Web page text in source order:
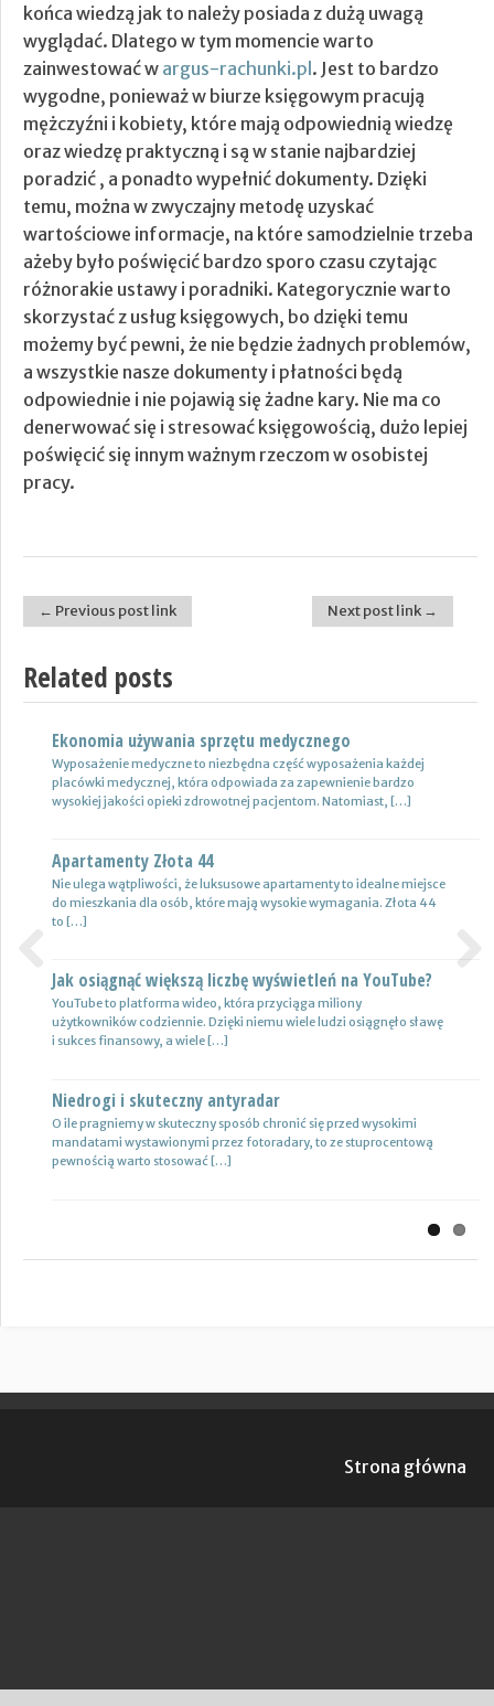
końca wiedzą jak to należy posiada z dużą uwagą
wyglądać. Dlatego w tym momencie warto
zainwestować w argus-rachunki.pl. Jest to bardzo
wygodne, ponieważ w biurze księgowym pracują
mężczyźni i kobiety, które mają odpowiednią wiedzę
oraz wiedzę praktyczną i są w stanie najbardziej
poradzić , a ponadto wypełnić dokumenty. Dzięki
temu, można w zwyczajny metodę uzyskać
wartościowe informacje, na które samodzielnie trzeba
ażeby było poświęcić bardzo sporo czasu czytając
różnorakie ustawy i poradniki. Kategorycznie warto
skorzystać z usług księgowych, bo dzięki temu
możemy być pewni, że nie będzie żadnych problemów,
a wszystkie nasze dokumenty i płatności będą
odpowiednie i nie pojawią się żadne kary. Nie ma co
denerwować się i stresować księgowością, dużo lepiej
poświęcić się innym ważnym rzeczom w osobistej
pracy.
Post navigation
← Previous post link Next post link →
Related posts
Ekonomia używania sprzętu medycznego
Wyposażenie medyczne to niezbędna część wyposażenia każdej
placówki medycznej, która odpowiada za zapewnienie bardzo
wysokiej jakości opieki zdrowotnej pacjentom. Natomiast, […]
Apartamenty Złota 44
Nie ulega wątpliwości, że luksusowe apartamenty to idealne miejsce
do mieszkania dla osób, które mają wysokie wymagania. Złota 44
to […]
Jak osiągnąć większą liczbę wyświetleń na YouTube?
YouTube to platforma wideo, która przyciąga miliony
użytkowników codziennie. Dzięki niemu wiele ludzi osiągnęło sławę
i sukces finansowy, a wiele […]
Niedrogi i skuteczny antyradar
O ile pragniemy w skuteczny sposób chronić się przed wysokimi
mandatami wystawionymi przez fotoradary, to ze stuprocentową
pewnością warto stosować […]
Nowoczesne lampy
Nie ulega wątpliwości, że do pojazdów powinno być dobrane
oświetlenie wysokiej jakości, które zapewni wysoki poziom
bezpieczeństwa oraz podniesie komfort […]
Wynajem samochodów i naczep – usługi
Z całą pewnością firmy transportowe spedycyjne czy także
logistyczne potrzebują przede wszystkim nowoczesnej floty aut,
które są gotowe do pracy. […]
Certyfikat uprawnień w branży budowlanej
Uprawnienia w biznesie budowlanej dotyczą różnych specjalności.
Jest to specjalność architektoniczna, niemniej jednak również
konstrukcyjno-budowlana, inżynieryjna oraz instalacyjna. Warto
Drewutnia z palet na działkę
Wiele osób zastanawia się, jaki rodzaj drewutni ogrodowej sprawdzi
się najlepiej w sytuacji bezpiecznego przechowywania na przykład
Previous
Strona główna